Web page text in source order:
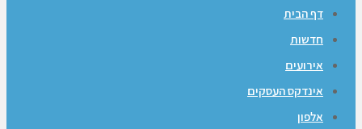
דף הבית
חדשות
אירועים
אינדקס העסקים
אלפון